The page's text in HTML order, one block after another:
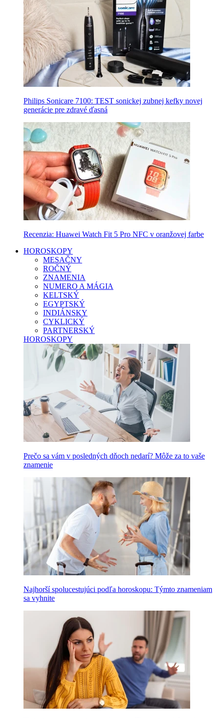
Philips Sonicare 7100: TEST sonickej zubnej kefky novej
generácie pre zdravé ďasná
Recenzia: Huawei Watch Fit 5 Pro NFC v oranžovej farbe
HOROSKOPY
MESAČNY
ROČNÝ
ZNAMENIA
NUMERO A MÁGIA
KELTSKÝ
EGYPTSKÝ
INDIÁNSKY
CYKLICKÝ
PARTNERSKÝ
HOROSKOPY
Prečo sa vám v posledných dňoch nedarí? Môže za to vaše
znamenie
Najhorší spolucestujúci podľa horoskopu: Týmto znameniam
sa vyhnite